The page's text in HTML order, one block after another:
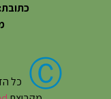
כתובת:
Ⓒ כל